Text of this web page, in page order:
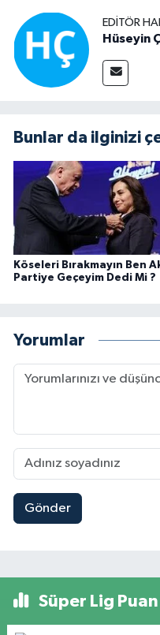
EDITÖR
Hüseyin
Bunlar da ilginizi
Köseleri Bırakmayın Ben
Partiye Geçeyim Dedi Mi ?
Yorumlar
Gönder
Süper Lig